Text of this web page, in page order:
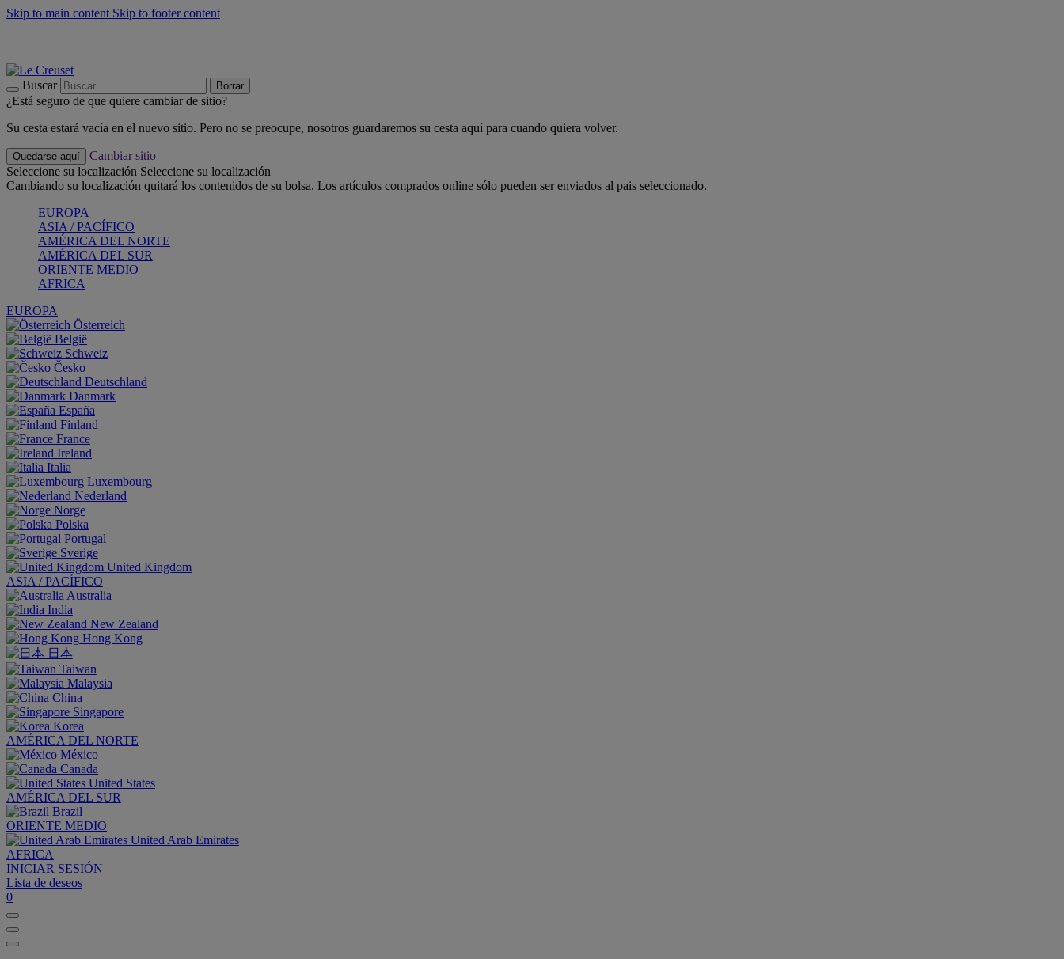
Skip to main content Skip to footer content
Buscar Borrar
¿Está seguro de que quiere cambiar de sitio?
Su cesta estará vacía en el nuevo sitio. Pero no se preocupe, nosotros guardaremos su cesta aquí para cuando quiera volver.
Quedarse aquí
Cambiar sitio
Seleccione su localización Seleccione su localización
Cambiando su localización quitará los contenidos de su bolsa. Los artículos comprados online sólo pueden ser enviados al pais seleccionado.
EUROPA
ASIA / PACÍFICO
AMÉRICA DEL NORTE
AMÉRICA DEL SUR
ORIENTE MEDIO
AFRICA
EUROPA
Österreich
België
Schweiz
Česko
Deutschland
Danmark
España
Finland
France
Ireland
Italia
Luxembourg
Nederland
Norge
Polska
Portugal
Sverige
United Kingdom
ASIA / PACÍFICO
Australia
India
New Zealand
Hong Kong
日本
Taiwan
Malaysia
China
Singapore
Korea
AMÉRICA DEL NORTE
México
Canada
United States
AMÉRICA DEL SUR
Brazil
ORIENTE MEDIO
United Arab Emirates
AFRICA
INICIAR SESIÓN
Lista de deseos
0